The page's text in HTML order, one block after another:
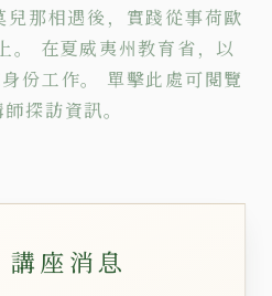
那相遇後，實踐從事荷歐
。 在夏威夷州教育省，以
份工作。 單擊此處可閱覽
探訪資訊。
講座消息